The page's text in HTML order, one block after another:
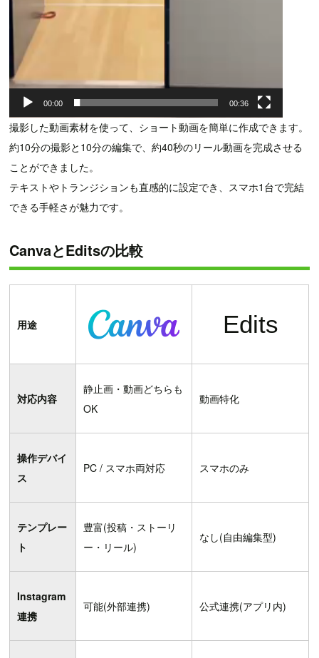
00:00 00:36
撮影した動画素材を使って、ショート動画を簡単に作成できます。
約10分の撮影と10分の編集で、約40秒のリール動画を完成させる
ことができました。
テキストやトランジションも直感的に設定でき、スマホ1台で完結
できる手軽さが魅力です。
CanvaとEditsの比較
用途 Edits
対応内容
静止画・動画どちらも
OK
動画特化
操作デバイ
ス
PC / スマホ両対応 スマホのみ
テンプレー
ト
豊富(投稿・ストーリ
ー・リール)
なし(自由編集型)
Instagram
連携
可能(外部連携) 公式連携(アプリ内)